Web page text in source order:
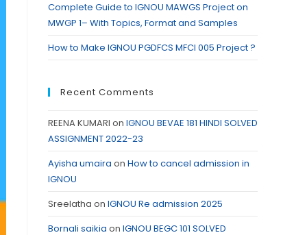
Complete Guide to IGNOU MAWGS Project on
MWGP 1– With Topics, Format and Samples
How to Make IGNOU PGDFCS MFCI 005 Project ?
Recent Comments
REENA KUMARI on IGNOU BEVAE 181 HINDI SOLVED
ASSIGNMENT 2022-23
Ayisha umaira on How to cancel admission in
IGNOU
Sreelatha on IGNOU Re admission 2025
Bornali saikia on IGNOU BEGC 101 SOLVED